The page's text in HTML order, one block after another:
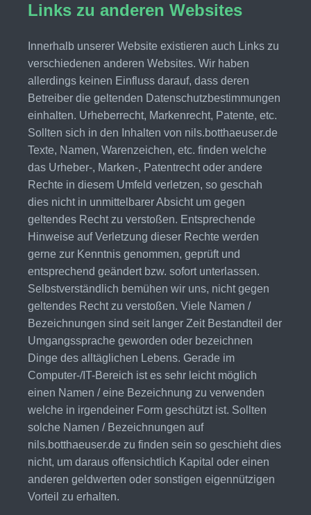
Links zu anderen Websites
Innerhalb unserer Website existieren auch Links zu
verschiedenen anderen Websites. Wir haben
allerdings keinen Einfluss darauf, dass deren
Betreiber die geltenden Datenschutzbestimmungen
einhalten. Urheberrecht, Markenrecht, Patente, etc.
Sollten sich in den Inhalten von nils.botthaeuser.de
Texte, Namen, Warenzeichen, etc. finden welche
das Urheber-, Marken-, Patentrecht oder andere
Rechte in diesem Umfeld verletzen, so geschah
dies nicht in unmittelbarer Absicht um gegen
geltendes Recht zu verstoßen. Entsprechende
Hinweise auf Verletzung dieser Rechte werden
gerne zur Kenntnis genommen, geprüft und
entsprechend geändert bzw. sofort unterlassen.
Selbstverständlich bemühen wir uns, nicht gegen
geltendes Recht zu verstoßen. Viele Namen /
Bezeichnungen sind seit langer Zeit Bestandteil der
Umgangssprache geworden oder bezeichnen
Dinge des alltäglichen Lebens. Gerade im
Computer-/IT-Bereich ist es sehr leicht möglich
einen Namen / eine Bezeichnung zu verwenden
welche in irgendeiner Form geschützt ist. Sollten
solche Namen / Bezeichnungen auf
nils.botthaeuser.de zu finden sein so geschieht dies
nicht, um daraus offensichtlich Kapital oder einen
anderen geldwerten oder sonstigen eigennützigen
Vorteil zu erhalten.